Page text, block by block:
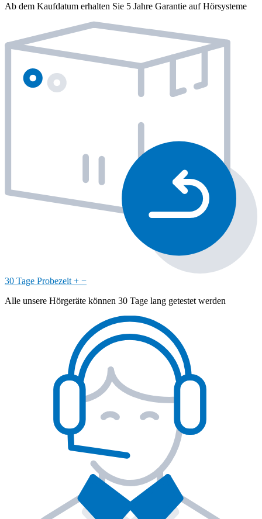
Ab dem Kaufdatum erhalten Sie 5 Jahre Garantie auf Hörsysteme
30 Tage Probezeit + −
Alle unsere Hörgeräte können 30 Tage lang getestet werden